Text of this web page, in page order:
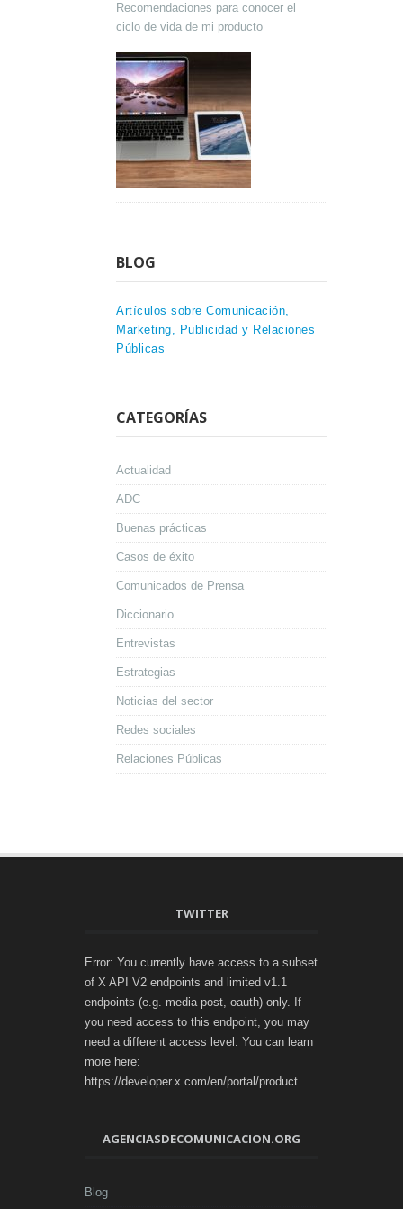
Recomendaciones para conocer el
ciclo de vida de mi producto
BLOG
Artículos sobre Comunicación,
Marketing, Publicidad y Relaciones
Públicas
CATEGORÍAS
Actualidad
ADC
Buenas prácticas
Casos de éxito
Comunicados de Prensa
Diccionario
Entrevistas
Estrategias
Noticias del sector
Redes sociales
Relaciones Públicas
TWITTER
Error: You currently have access to a subset
of X API V2 endpoints and limited v1.1
endpoints (e.g. media post, oauth) only. If
you need access to this endpoint, you may
need a different access level. You can learn
more here:
https://developer.x.com/en/portal/product
AGENCIASDECOMUNICACION.ORG
Blog